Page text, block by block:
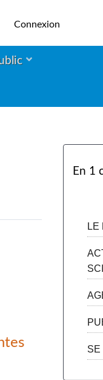
Connexion
En 1
LE
SE